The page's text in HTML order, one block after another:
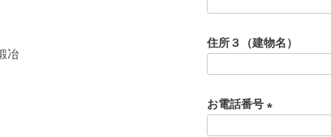
冶
須
住所３（建物名）
お電話番号